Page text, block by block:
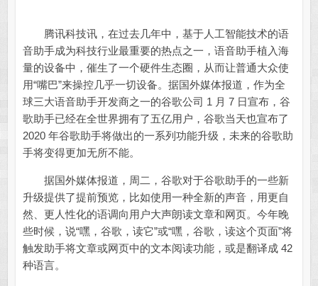
腾讯科技讯，在过去几年中，基于人工智能技术的语
音助手成为科技行业最重要的热点之一，语音助手植入海
量的设备中，催生了一个硬件生态圈，从而让普通大众使
用“嘴巴”来操控几乎一切设备。据国外媒体报道，作为全
球三大语音助手开发商之一的谷歌公司 1 月 7 日宣布，谷
歌助手已经在全世界拥有了五亿用户，谷歌当天也宣布了
2020 年谷歌助手将做出的一系列功能升级，未来的谷歌助
手将变得更加无所不能。
据国外媒体报道，周二，谷歌对于谷歌助手的一些新
升级提供了提前预览，比如使用一种全新的声音，用更自
然、更人性化的语调向用户大声朗读文章和网页。今年晚
些时候，说“嘿，谷歌，读它”或“嘿，谷歌，读这个页面”将
触发助手将文章或网页中的文本阅读功能，或是翻译成 42
种语言。